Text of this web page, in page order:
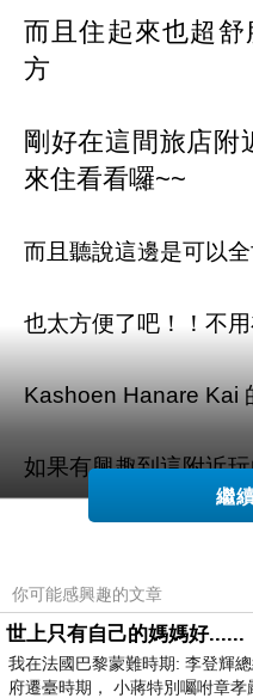
而且住起來也超
方
剛好在這間旅店附
來住看看囉~~
而且聽說這邊是可以
也太方便了吧！！不
Kashoen Hanare Kai
如果有興趣到這附近
PS.若您家裡有0~4歲
費《迪士尼美語世界
繼
你可能感興趣的文章
世上只有自己的媽媽好......
我在法國巴黎蒙難時期: 李登輝
府遷臺時期， 小蔣特別囑咐章